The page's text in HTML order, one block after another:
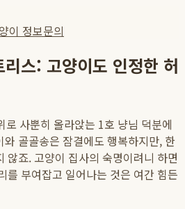
이 정보문의
스: 고양이도 인정한 허
사뿐히 올라앉는 1호 냥님 덕분에
골골송은 잠결에도 행복하지만, 한
않죠. 고양이 집사의 숙명이려니 하면
를 부여잡고 일어나는 것은 여간 힘든